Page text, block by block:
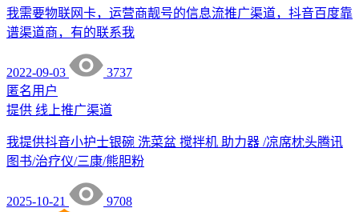
我需要物联网卡，运营商靓号的信息流推广渠道，抖音百度靠
谱渠道商，有的联系我
2022-09-03
3737
匿名用户
提供 线上推广渠道
我提供抖音小护士银碗 洗菜盆 搅拌机 助力器 /凉席枕头腾讯
图书/治疗仪/三康/熊胆粉
2025-10-21 9708